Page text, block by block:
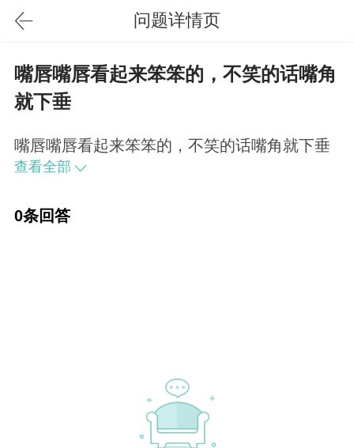
问题详情页
嘴唇嘴唇看起来笨笨的，不笑的话嘴角
就下垂
嘴唇嘴唇看起来笨笨的，不笑的话嘴角就下垂
查看全部
0条回答